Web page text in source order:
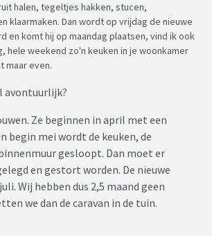
halen, tegeltjes hakken, stucen,
klaarmaken. Dan wordt op vrijdag de nieuwe
en komt hij op maandag plaatsen, vind ik ook
hele weekend zo'n keuken in je woonkamer
maar even.
avontuurlijk?
Ze beginnen in april met een
begin mei wordt de keuken, de
gesloopt. Dan moet er
en gestort worden. De nieuwe
Wij hebben dus 2,5 maand geen
we dan de caravan in de tuin.